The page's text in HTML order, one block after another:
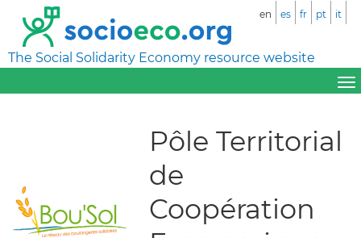
The Social Solidarity Economy resource website
en es fr pt it
Pôle Territorial
de
Coopération